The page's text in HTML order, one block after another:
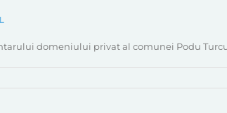
domeniului privat al comunei Podu